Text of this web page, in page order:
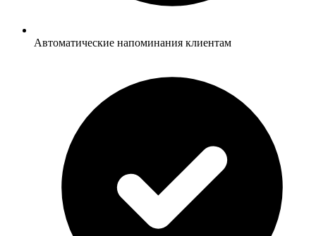
Автоматические напоминания клиентам